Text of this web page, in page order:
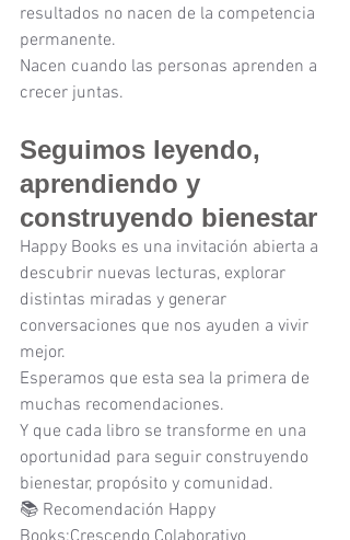
resultados no nacen de la competencia
permanente.
Nacen cuando las personas aprenden a
crecer juntas.
Seguimos leyendo,
aprendiendo y
construyendo bienestar
Happy Books es una invitación abierta a
descubrir nuevas lecturas, explorar
distintas miradas y generar
conversaciones que nos ayuden a vivir
mejor.
Esperamos que esta sea la primera de
muchas recomendaciones.
Y que cada libro se transforme en una
oportunidad para seguir construyendo
bienestar, propósito y comunidad.
📚 Recomendación Happy